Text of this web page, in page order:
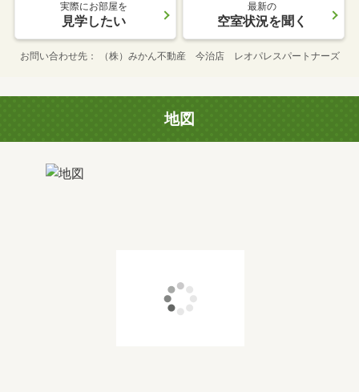
実際にお部屋を
見学したい
最新の
空室状況を聞く
お問い合わせ先 （株）みかん不動産 今治店 レオパレスパートナーズ
地図